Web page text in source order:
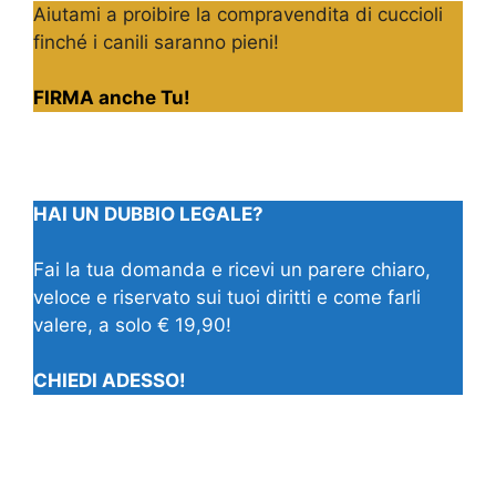
Aiutami a proibire la compravendita di cuccioli
finché i canili saranno pieni!
FIRMA anche Tu!
HAI UN DUBBIO LEGALE?
Fai la tua domanda e ricevi un parere chiaro,
veloce e riservato sui tuoi diritti e come farli
valere, a solo € 19,90!
CHIEDI ADESSO!